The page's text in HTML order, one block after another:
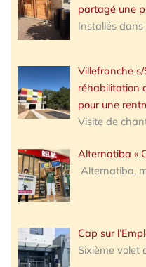
partagé une
Installés
Villefranche
réhabilitation
pour une
Visite de
Alternatiba «
Alternatiba,
Cap sur
Sixième volet